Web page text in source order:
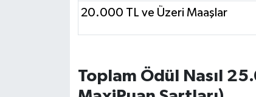
20.000 TL ve Üzeri Maaşlar
Toplam Ödül Nasıl
TEKNOLOJİ